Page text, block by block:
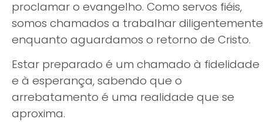
proclamar o evangelho. Como servos fiéis,
somos chamados a trabalhar diligentemente
enquanto aguardamos o retorno de Cristo.
Estar preparado é um chamado à fidelidade
e à esperança, sabendo que o
arrebatamento é uma realidade que se
aproxima.